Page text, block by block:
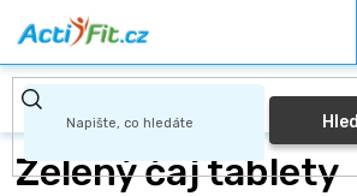
na
obsah
Zelený čaj tablety